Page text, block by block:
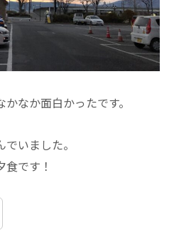
なか面白かったです。
いました。
です！